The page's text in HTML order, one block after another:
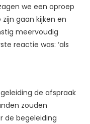
we een oproep
gaan kijken en
meervoudig
reactie was: ‘als
de afspraak
zouden
de begeleiding